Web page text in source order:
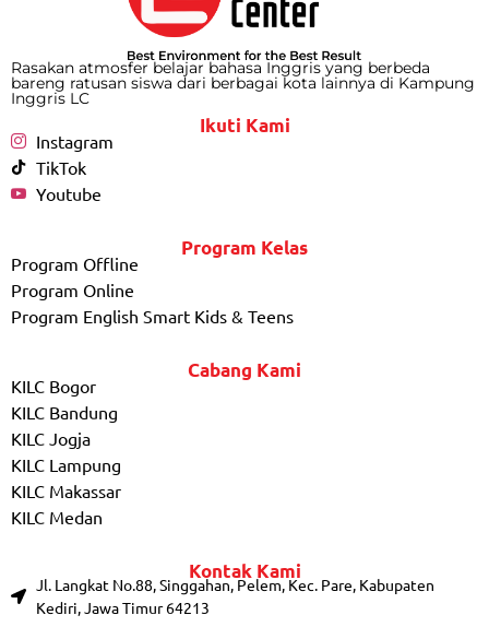
Rasakan atmosfer belajar bahasa Inggris yang berbeda
bareng ratusan siswa dari berbagai kota lainnya di Kampung
Inggris LC
Ikuti Kami
Instagram
TikTok
Youtube
Program Kelas
Program Offline
Program Online
Program English Smart Kids & Teens
Cabang Kami
KILC Bogor
KILC Bandung
KILC Jogja
KILC Lampung
KILC Makassar
KILC Medan
Kontak Kami
Jl. Langkat No.88, Singgahan, Pelem, Kec. Pare, Kabupaten
Kediri, Jawa Timur 64213